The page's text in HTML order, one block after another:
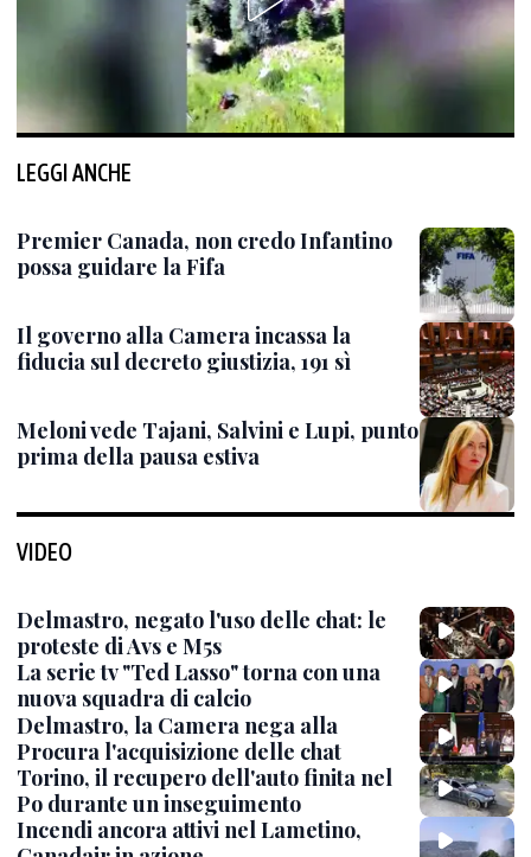
LEGGI ANCHE
Premier Canada, non credo Infantino
possa guidare la Fifa
Il governo alla Camera incassa la
fiducia sul decreto giustizia, 191 sì
Meloni vede Tajani, Salvini e Lupi, punto
prima della pausa estiva
VIDEO
Delmastro, negato l'uso delle chat: le
proteste di Avs e M5s
La serie tv "Ted Lasso" torna con una
nuova squadra di calcio
Delmastro, la Camera nega alla
Procura l'acquisizione delle chat
Torino, il recupero dell'auto finita nel
Po durante un inseguimento
Incendi ancora attivi nel Lametino,